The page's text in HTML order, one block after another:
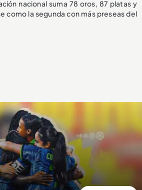
nacional suma 78 oros, 87 platas y
como la segunda con más preseas del